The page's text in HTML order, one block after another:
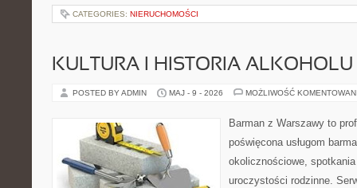
CATEGORIES: NIERUCHOMOŚCI
KULTURA I HISTORIA ALKOHOLU
POSTED BY ADMIN MAJ - 9 - 2026 MOŻLIWOŚĆ
Barman z Warszawy to
poświęcona usługom
okolicznościowe,
uroczystości rodzinne.